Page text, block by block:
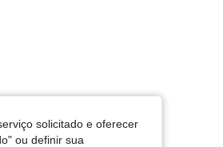
solicitado e oferecer
ou definir sua